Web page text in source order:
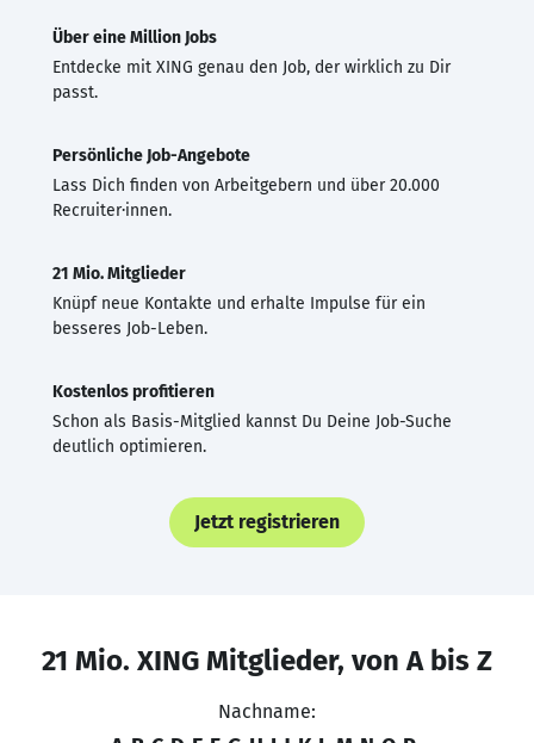
Über eine Million Jobs
Entdecke mit XING genau den Job, der wirklich zu Dir
passt.
Persönliche Job-Angebote
Lass Dich finden von Arbeitgebern und über 20.000
Recruiter·innen.
21 Mio. Mitglieder
Knüpf neue Kontakte und erhalte Impulse für ein
besseres Job-Leben.
Kostenlos profitieren
Schon als Basis-Mitglied kannst Du Deine Job-Suche
deutlich optimieren.
Jetzt registrieren
21 Mio. XING Mitglieder, von A bis Z
Nachname: